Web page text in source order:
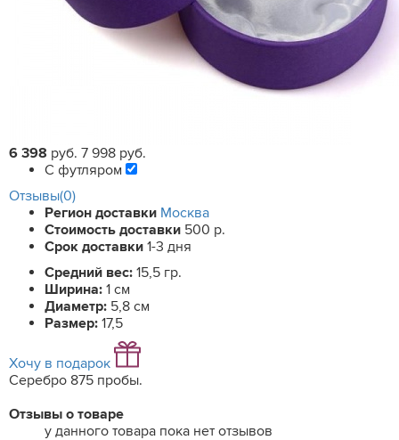
6 398 руб. 7 998 руб.
С футляром
Отзывы(0)
Регион доставки Москва
Стоимость доставки 500 р.
Срок доставки 1-3 дня
Средний вес: 15,5 гр.
Ширина: 1 см
Диаметр: 5,8 см
Размер: 17,5
Хочу в подарок
Серебро 875 пробы.
Отзывы о товаре
у данного товара пока нет отзывов